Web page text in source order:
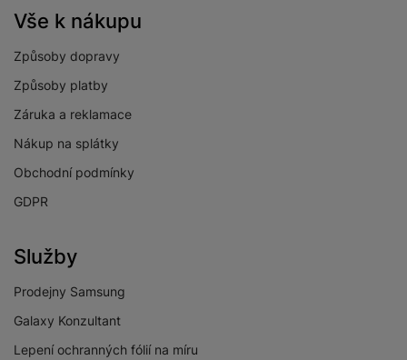
Vše k nákupu
Způsoby dopravy
Způsoby platby
Záruka a reklamace
Nákup na splátky
Obchodní podmínky
GDPR
Služby
Prodejny Samsung
Galaxy Konzultant
Lepení ochranných fólií na míru